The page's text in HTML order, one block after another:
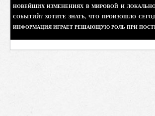
НОВЕЙШИХ ИЗМЕНЕНИЯХ В МИРОВОЙ И
СОБЫТИЙ? ХОТИТЕ ЗНАТЬ, ЧТО ПРОИЗОШЛО
ИНФОРМАЦИЯ ИГРАЕТ РЕШАЮЩУЮ РОЛЬ ПРИ